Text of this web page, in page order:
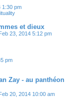
1:30 pm
et dieux
23, 2014 5:12 pm
pm
Zay - au panthéon
20, 2014 10:00 am